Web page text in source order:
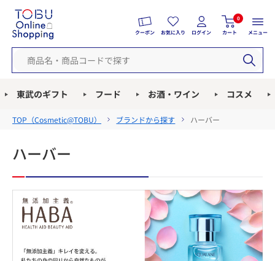
クーポン お気に入り ログイン
0
カート メニュー
東武のギフト フード お酒・ワイン コスメ
TOP（Cosmetic@TOBU） ブランドから探す ハーバー
ハーバー